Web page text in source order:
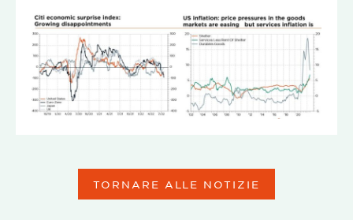
TORNARE ALLE NOTIZIE